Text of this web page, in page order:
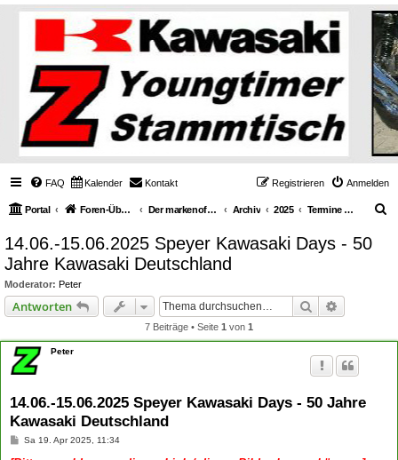
FAQ Kalender Kontakt Anmelden
Registrieren
Portal Foren-Übersicht Der markenoffene Z-Stammtisch für Youngtimerbiker Archiv 2025 Termine & Events
14.06.-15.06.2025 Speyer Kawasaki Days - 50
Jahre Kawasaki Deutschland
Moderator: Peter
Antworten Suche
7 Beiträge • Seite 1 von 1
Peter
14.06.-15.06.2025 Speyer Kawasaki Days - 50 Jahre
Kawasaki Deutschland
BSa 19. Apr 2025, 11:34